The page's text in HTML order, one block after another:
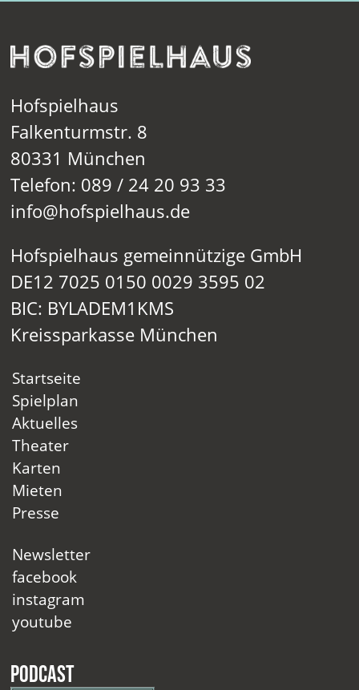
Hofspielhaus
Falkenturmstr. 8
80331 München
Telefon: 089 / 24 20 93 33
info@hofspielhaus.de
Hofspielhaus gemeinnützige GmbH
DE12 7025 0150 0029 3595 02
BIC: BYLADEM1KMS
Kreissparkasse München
Startseite
Spielplan
Aktuelles
Theater
Karten
Mieten
Presse
Newsletter
facebook
instagram
youtube
Podcast